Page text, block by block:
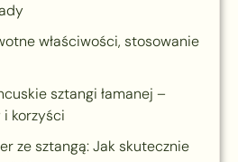
właściwości, stosowanie
sztangi łamanej –
i korzyści
ze sztangą: Jak skutecznie